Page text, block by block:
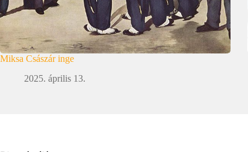
Miksa Császár inge
2025. április 13.